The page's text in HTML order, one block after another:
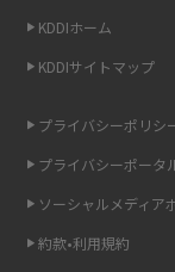
2014年9月(9)
2014年8月(7)
2014年7月(9)
2014年6月(7)
2014年5月(7)
2014年4月(9)
を解説
6Gとはどんな通信技
方法を解説
KDDIホーム
KDDIサイトマップ
プライバシーポリシ
プライバシーポータ
ソーシャルメディア
約款•利用規約